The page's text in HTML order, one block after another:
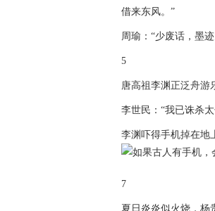
借来东风。”
周瑜：“少废话，墨
5
唐高祖李渊正泛舟游
李世民：“我已诛杀
李渊吓得手机掉在
7
夏日炎炎似火烧，杨